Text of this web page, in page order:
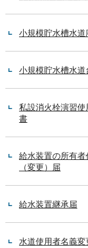
小規模貯水槽水道
小規模貯水槽水道
私設消火栓演習使
書
給水装置の所有者
（変更）届
給水装置継承届
水道使用者名義変